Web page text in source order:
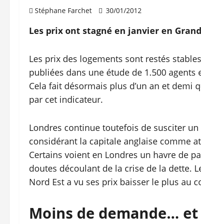
Stéphane Farchet 30/01/2012
Les prix ont stagné en janvier en
Les prix des logements sont restés
publiées dans une étude de 1.500 agents
Cela fait désormais plus d’un an et demi
par cet indicateur.
Londres continue toutefois de susciter
considérant la capitale anglaise comme
Certains voient en Londres un havre de
doutes découlant de la crise de la dette.
Nord Est a vu ses prix baisser le plus au
Moins de demande… et